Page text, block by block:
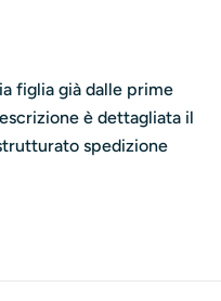
figlia già dalle prime
è dettagliata il
spedizione